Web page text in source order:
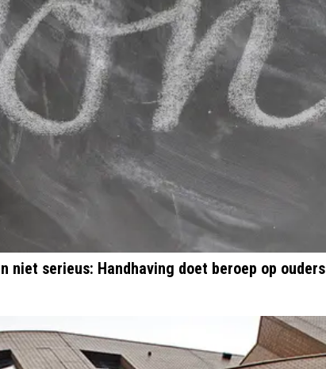
niet serieus: Handhaving doet beroep op ouders